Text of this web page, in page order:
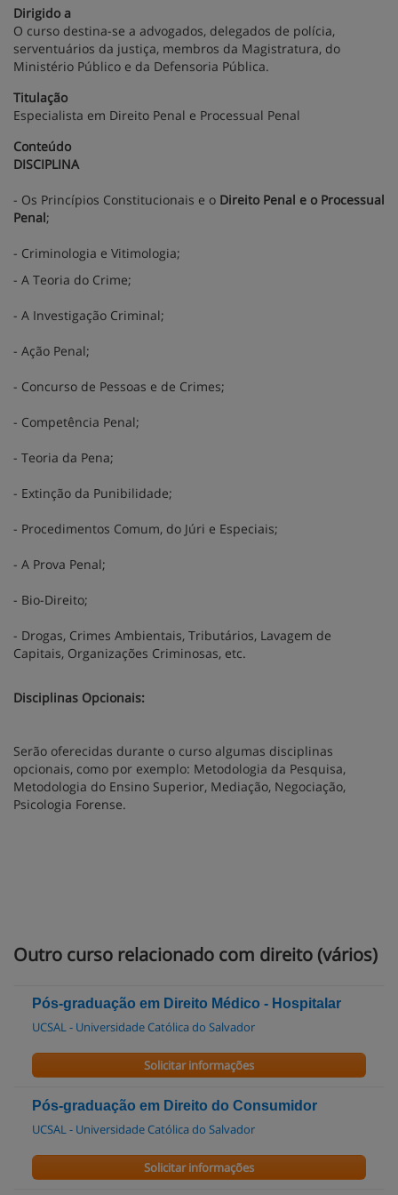
Dirigido a
O curso destina-se a advogados, delegados de polícia,
serventuários da justiça, membros da Magistratura, do
Ministério Público e da Defensoria Pública.
Titulação
Especialista em Direito Penal e Processual Penal
Conteúdo
DISCIPLINA
- Os Princípios Constitucionais e o Direito Penal e o Processual
Penal;
- Criminologia e Vitimologia;
- A Teoria do Crime;
- A Investigação Criminal;
- Ação Penal;
- Concurso de Pessoas e de Crimes;
- Competência Penal;
- Teoria da Pena;
- Extinção da Punibilidade;
- Procedimentos Comum, do Júri e Especiais;
- A Prova Penal;
- Bio-Direito;
- Drogas, Crimes Ambientais, Tributários, Lavagem de
Capitais, Organizações Criminosas, etc.
Disciplinas Opcionais:
Serão oferecidas durante o curso algumas disciplinas
opcionais, como por exemplo: Metodologia da Pesquisa,
Metodologia do Ensino Superior, Mediação, Negociação,
Psicologia Forense.
Outro curso relacionado com direito (vários)
Pós-graduação em Direito Médico - Hospitalar
UCSAL - Universidade Católica do Salvador
Solicitar informações
Pós-graduação em Direito do Consumidor
UCSAL - Universidade Católica do Salvador
Solicitar informações